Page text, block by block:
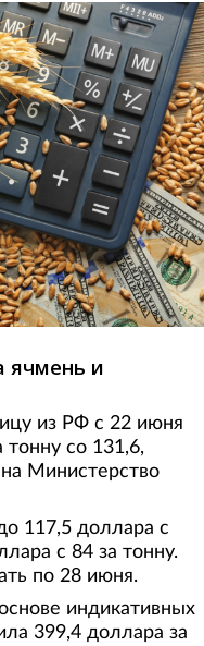
ячмень и
из РФ с 22 июня
со 131,6,
Министерство
117,5 доллара с
с 84 за тонну.
по 28 июня.
индикативных
399,4 доллара за